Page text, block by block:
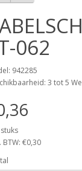
062
942285
3 tot 5
BTW: €0,30